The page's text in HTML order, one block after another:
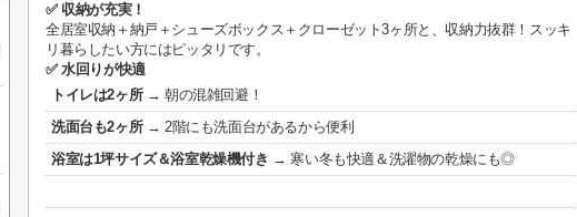
✅ 収納が充実！
全居室収納＋納戸＋シューズボックス＋クローゼット3ヶ所と、収納力抜群！スッキ
リ暮らしたい方にはピッタリです。
✅ 水回りが快適
トイレは2ヶ所→ 朝の混雑回避！
洗面台も2ヶ所→ 2階にも洗面台があるから便利
浴室は1坪サイズ＆浴室乾燥機付き → 寒い冬も快適＆洗濯物の乾燥にも◎